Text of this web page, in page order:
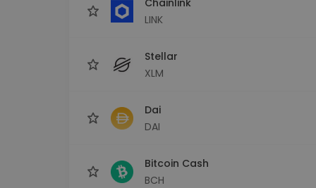
LINK
Stellar
XLM
Dai
DAI
Bitcoin Cash
BCH